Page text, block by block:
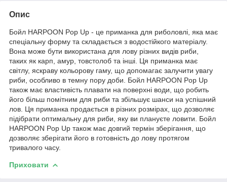
Опис
Бойл HARPOON Pop Up - це приманка для риболовлі, яка має
спеціальну форму та складається з водостійкого матеріалу.
Вона може бути використана для лову різних видів риби,
таких як карп, амур, товстолоб та інші. Ця приманка має
світлу, яскраву кольорову гаму, що допомагає залучити увагу
риби, особливо в темну пору доби. Бойл HARPOON Pop Up
також має властивість плавати на поверхні води, що робить
його більш помітним для риби та збільшує шанси на успішний
лов. Ця приманка продається в різних розмірах, що дозволяє
підібрати оптимальну для риби, яку ви плануєте ловити. Бойл
HARPOON Pop Up також має довгий термін зберігання, що
дозволяє зберігати його в готовність до лову протягом
тривалого часу.
Приховати